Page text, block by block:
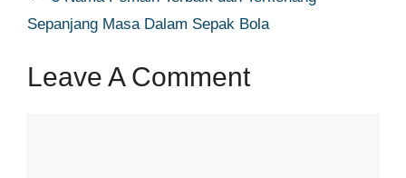
Sepanjang Masa Dalam Sepak Bola
Leave A Comment